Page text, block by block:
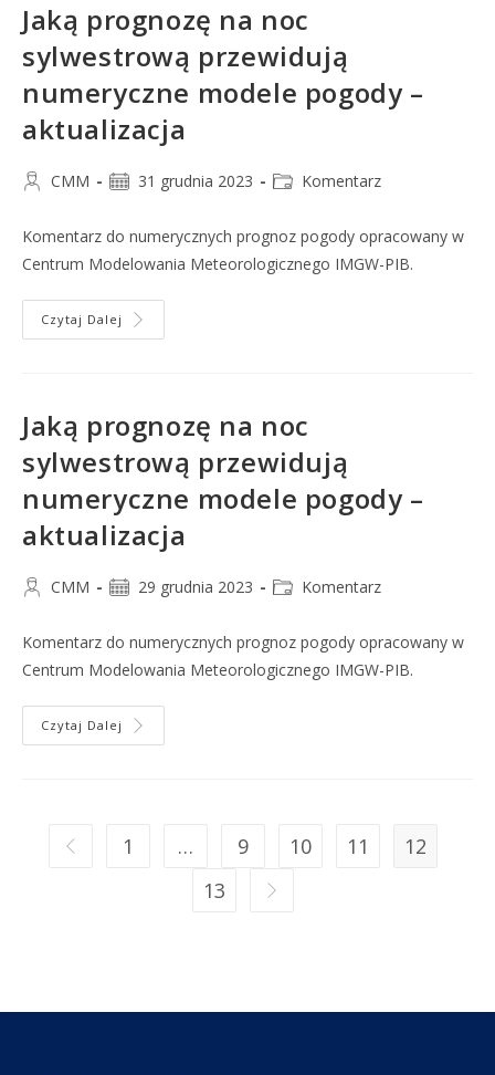
Jaką prognozę na noc
sylwestrową przewidują
numeryczne modele pogody –
aktualizacja
CMM 31 grudnia 2023 Komentarz
Komentarz do numerycznych prognoz pogody opracowany w
Centrum Modelowania Meteorologicznego IMGW-PIB.
Czytaj Dalej
Jaką prognozę na noc
sylwestrową przewidują
numeryczne modele pogody –
aktualizacja
CMM 29 grudnia 2023 Komentarz
Komentarz do numerycznych prognoz pogody opracowany w
Centrum Modelowania Meteorologicznego IMGW-PIB.
Czytaj Dalej
1 … 9 10 11
12
13